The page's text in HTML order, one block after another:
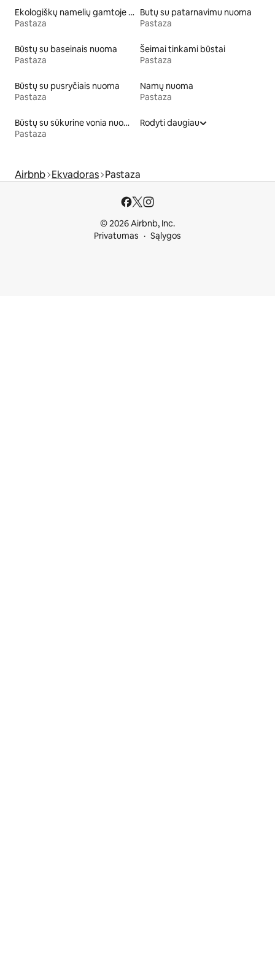
Ekologiškų namelių gamtoje nuoma
Pastaza
Butų su patarnavimu nuoma
Pastaza
Būstų su baseinais nuoma
Pastaza
Šeimai tinkami būstai
Pastaza
Būstų su pusryčiais nuoma
Pastaza
Namų nuoma
Pastaza
Būstų su sūkurine vonia nuoma
Pastaza
Rodyti daugiau
Airbnb Ekvadoras Pastaza
© 2026 Airbnb, Inc.
Privatumas
Sąlygos